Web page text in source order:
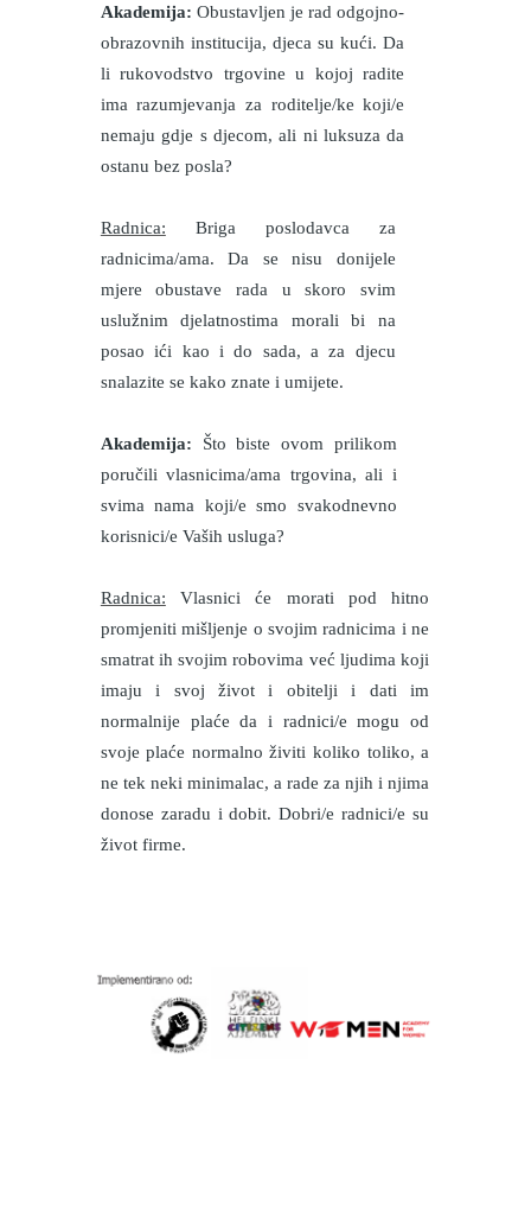
Akademija: Obustavljen je rad odgojno-
obrazovnih institucija, djeca su kući. Da
li rukovodstvo trgovine u kojoj radite
ima razumjevanja za roditelje/ke koji/e
nemaju gdje s djecom, ali ni luksuza da
ostanu bez posla?
Radnica: Briga poslodavca za
radnicima/ama. Da se nisu donijele
mjere obustave rada u skoro svim
uslužnim djelatnostima morali bi na
posao ići kao i do sada, a za djecu
snalazite se kako znate i umijete.
Akademija: Što biste ovom prilikom
poručili vlasnicima/ama trgovina, ali i
svima nama koji/e smo svakodnevno
korisnici/e Vaših usluga?
Radnica: Vlasnici će morati pod hitno
promjeniti mišljenje o svojim radnicima i ne
smatrat ih svojim robovima već ljudima koji
imaju i svoj život i obitelji i dati im
normalnije plaće da i radnici/e mogu od
svoje plaće normalno živiti koliko toliko, a
ne tek neki minimalac, a rade za njih i njima
donose zaradu i dobit. Dobri/e radnici/e su
život firme.